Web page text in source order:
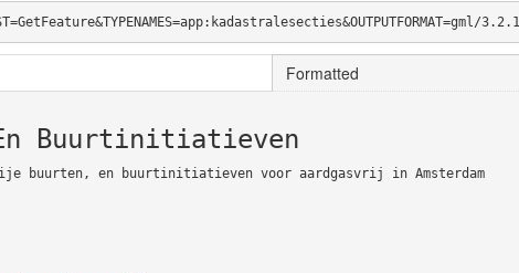
3.2.1
Formatted
Buurtinitiatieven
buurten, en buurtinitiatieven voor aardgasvrij in Amsterdam